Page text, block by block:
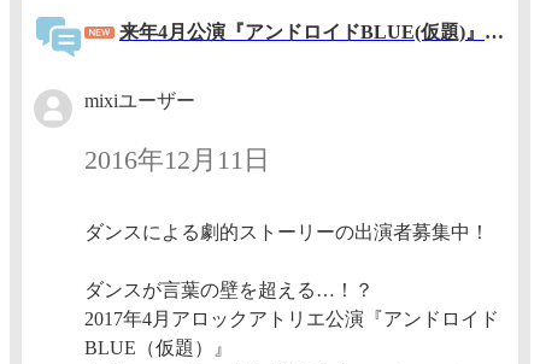
来年4月公演『アンドロイドBLUE(仮題)』ダンサー・役者募集@新宿
mixiユーザー
2016年12月11日
ダンスによる劇的ストーリーの出演者募集中！
ダンスが言葉の壁を超える…！？
2017年4月アロックアトリエ公演『アンドロイド
BLUE（仮題）』